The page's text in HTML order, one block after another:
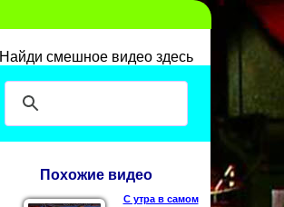
Найди смешное видео здесь
Похожие видео
С утра в самом